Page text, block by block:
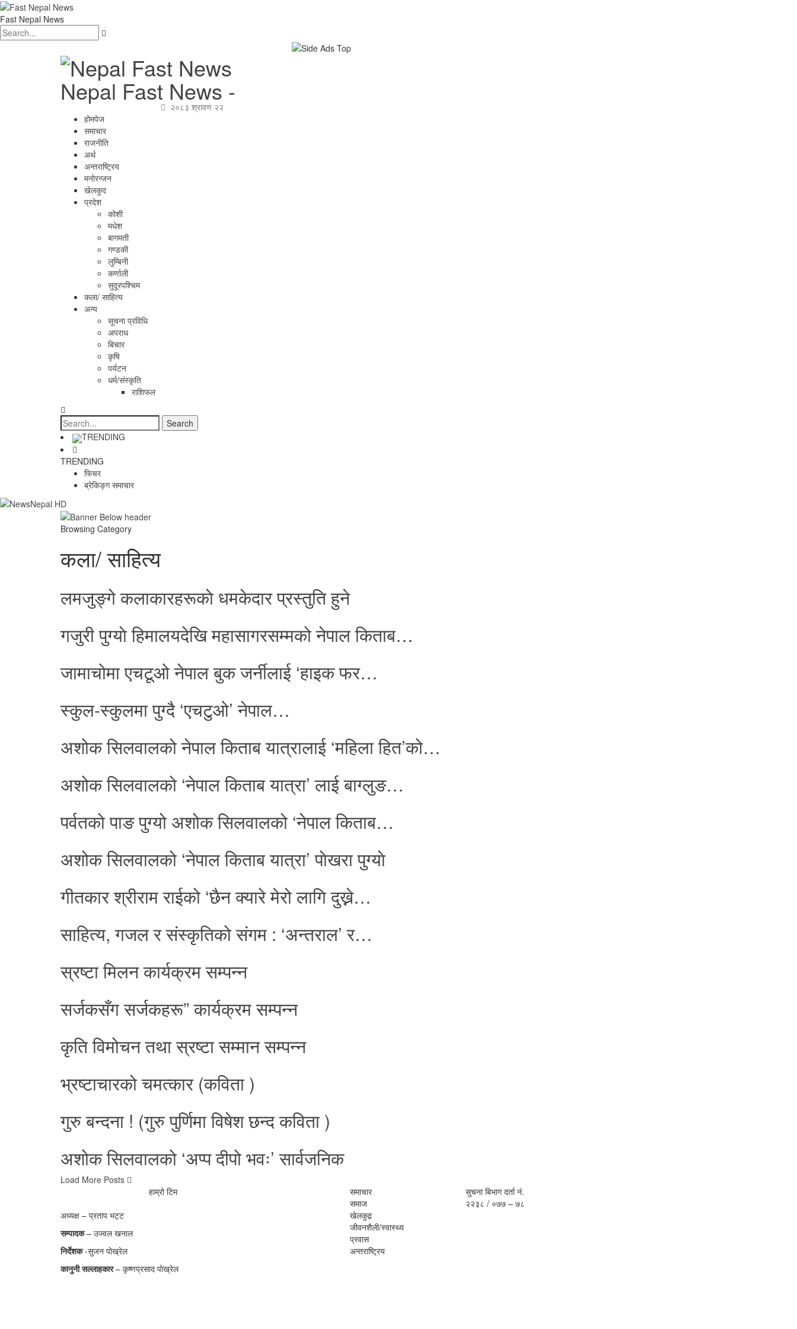
Fast Nepal News
Nepal Fast News -
२०८३ श्रावण २२
होमपेज
समाचार
राजनीति
अर्थ
अन्तराष्ट्रिय
मनोरन्जन
खेलकुद
प्रदेश
कोशी
मधेश
बागमती
गण्डकी
लुम्बिनी
कर्णाली
सुदूरपश्चिम
कला/ साहित्य
अन्य
सूचना प्रविधि
अपराध
बिचार
कृषि
पर्यटन
धर्म/संस्कृति
राशिफल
TRENDING
TRENDING
फिचर
ब्रेकिङ्ग समाचार
Browsing Category
कला/ साहित्य
लमजुङ्गे कलाकारहरूकाे धमकेदार प्रस्तुति हुने
गजुरी पुग्याे हिमालयदेखि महासागरसम्मको नेपाल किताब…
जामाचोमा एचटूओ नेपाल बुक जर्नीलाई ‘हाइक फर…
स्कुल-स्कुलमा पुग्दै ‘एचटुओ’ नेपाल…
अशोक सिलवालको नेपाल किताब यात्रालाई ‘महिला हित’को…
अशोक सिलवालको ‘नेपाल किताब यात्रा’ लाई बाग्लुङ…
पर्वतको पाङ पुग्यो अशोक सिलवालको ‘नेपाल किताब…
अशोक सिलवालको ‘नेपाल किताब यात्रा’ पाेखरा पुग्याे
गीतकार श्रीराम राईको ‘छैन क्यारे मेरो लागि दुख्ने…
साहित्य, गजल र संस्कृतिको संगम : ‘अन्तराल’ र…
स्रष्टा मिलन कार्यक्रम सम्पन्न
सर्जकसँग सर्जकहरू” कार्यक्रम सम्पन्न
कृति विमोचन तथा स्रष्टा सम्मान सम्पन्न
भ्रष्टाचारको चमत्कार (कविता )
गुरु बन्दना ! (गुरु पुर्णिमा विषेश छन्द कविता )
अशोक सिलवालको ‘अप्प दीपो भवः’ सार्वजनिक
Load More Posts
हाम्रो टिम
अध्यक्ष – प्रताप भट्ट
सम्पादक– उज्वल खनाल
निर्देशक-सुजन पोख्रेल
कानुनी सल्लाहकार– कृष्णप्रसाद पोख्रेल
समाचार
समाज
खेलकुद़़
जीवनशैली/स्वास्थ्य
प्रवास
अन्तराष्ट्रिय
सुचना बिभाग दर्ता नं.
२२३८ / ०७७ – ७८